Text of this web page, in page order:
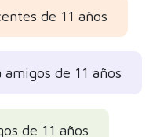
de 11 años
de 11 años
de 11 años